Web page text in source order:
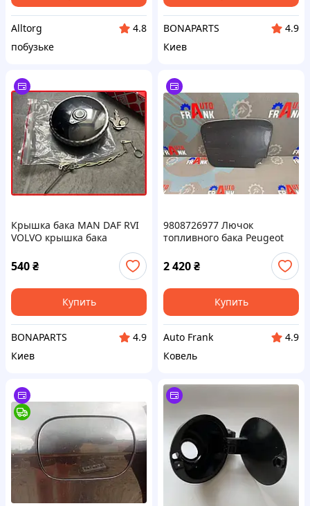
Alltorg
4.8
побузьке
BONAPARTS
4.9
Киев
Крышка бака MAN DAF RVI
VOLVO крышка бака
универсальная 2 усика с
замком 80mm
540₴
Купить
BONAPARTS
4.9
Киев
9808726977 Лючок
топливного бака Peugeot
Expert, Citroen Jumpy, Opel
Vivaro 2016+
2 420₴
Купить
Auto Frank
4.9
Ковель